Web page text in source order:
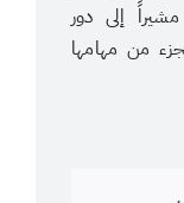
إلى دور
من مهامها